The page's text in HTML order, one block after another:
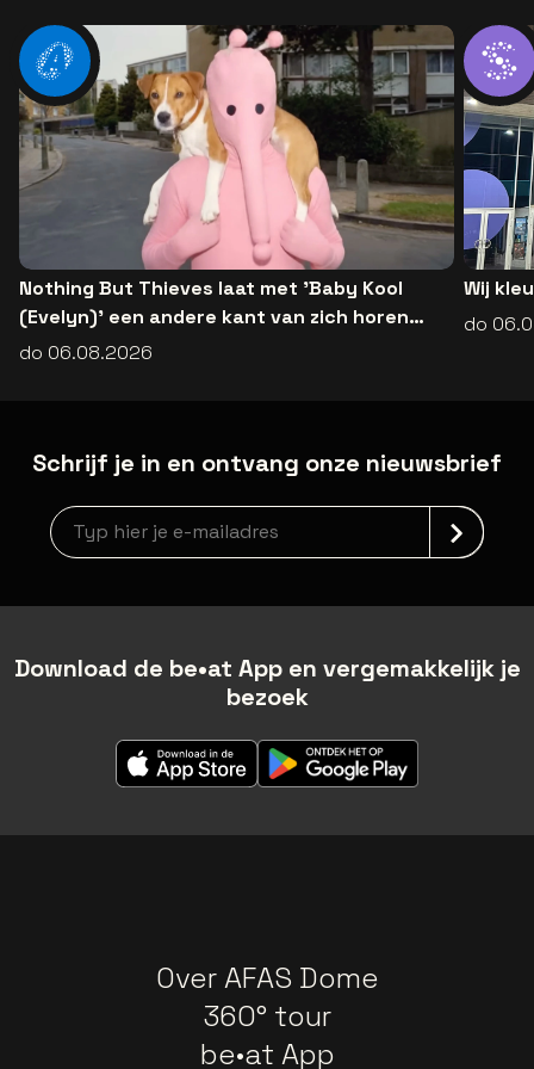
Nothing But Thieves laat met 'Baby Kool
(Evelyn)' een andere kant van zich horen
[video]
do 06.08.2026
Wij
do
Schrijf je in en ontvang onze nieuwsbrief
Nieuwsbrief aanmelding
Download de be•at App en vergemakkelijk je
bezoek
Over AFAS Dome
360° tour
be•at App